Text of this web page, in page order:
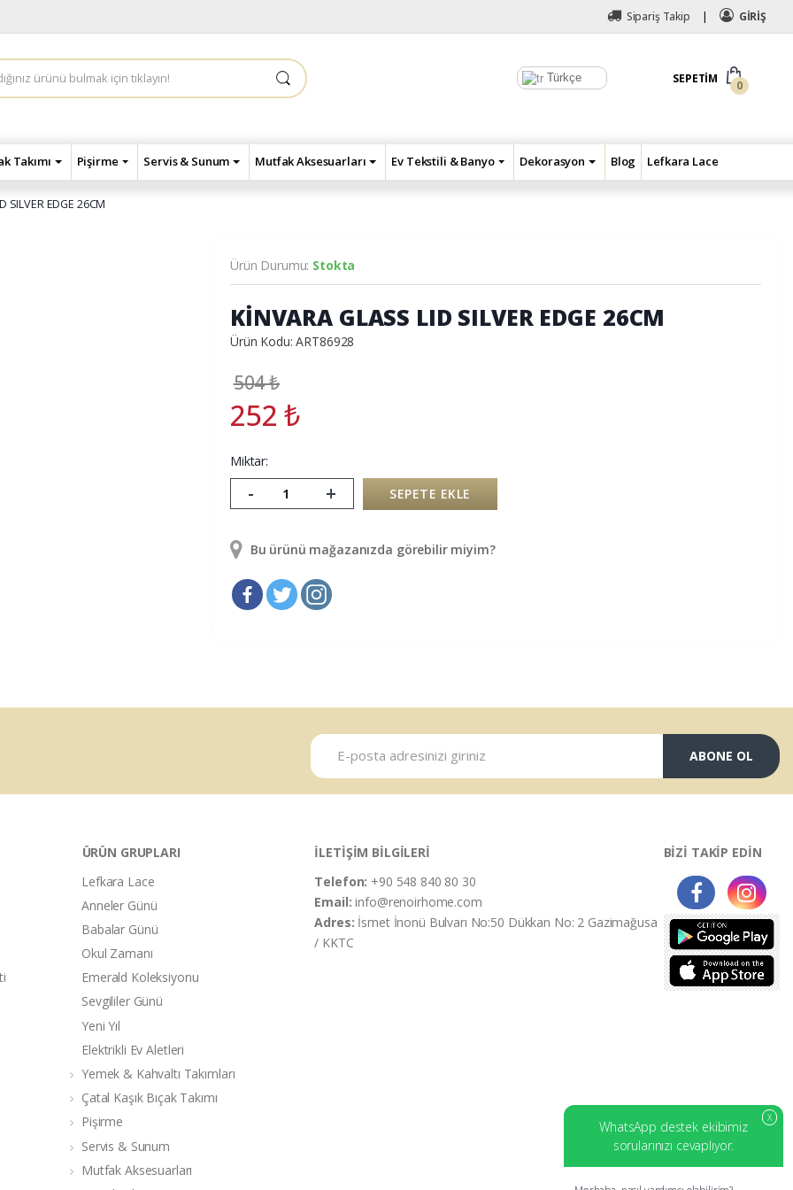
Sipariş Takip GİRİŞ
Türkçe SEPETIM
0
Takımı Pişirme Servis & Sunum Mutfak Aksesuarları Ev Tekstili & Banyo Dekorasyon Blog Lefkara Lace
SILVER EDGE 26CM
Ürün Durumu: Stokta
KİNVARA GLASS LID SILVER EDGE 26CM
Ürün Kodu: ART86928
504₺
252₺
Miktar:
- + SEPETE EKLE
Bu ürünü mağazanızda görebilir miyim?
ABONE OL
ÜRÜN GRUPLARI
Lefkara Lace
Anneler Günü
Babalar Günü
Okul Zamanı
Emerald Koleksiyonu
Sevgililer Günü
Yeni Yıl
Elektrikli Ev Aletleri
Yemek & Kahvaltı Takımları
Çatal Kaşık Bıçak Takımı
Pişirme
Servis & Sunum
Mutfak Aksesuarları
İLETİŞİM BİLGİLERİ
Telefon: +90 548 840 80 30
Email:info@renoirhome.com
Adres: İsmet İnonü Bulvarı No:50 Dükkan No: 2 Gazimağusa
/ KKTC
BİZİ TAKİP EDİN
X
WhatsApp destek ekibimiz
sorularınızı cevaplıyor.